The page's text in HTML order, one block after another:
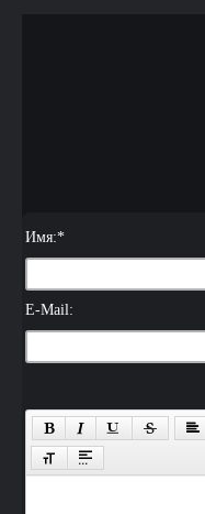
Имя:*
E-Mail: